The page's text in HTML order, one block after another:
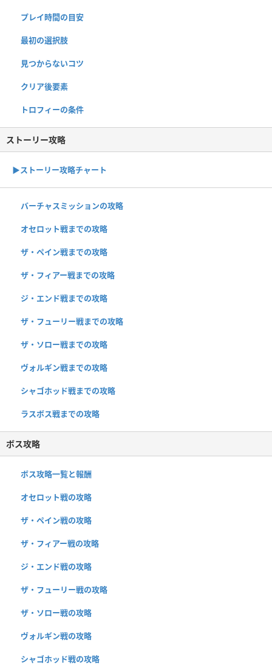
プレイ時間の目安
最初の選択肢
見つからないコツ
クリア後要素
トロフィーの条件
ストーリー攻略
▶︎ストーリー攻略チャート
バーチャスミッションの攻略
オセロット戦までの攻略
ザ・ペイン戦までの攻略
ザ・フィアー戦までの攻略
ジ・エンド戦までの攻略
ザ・フューリー戦までの攻略
ザ・ソロー戦までの攻略
ヴォルギン戦までの攻略
シャゴホッド戦までの攻略
ラスボス戦までの攻略
ボス攻略
ボス攻略一覧と報酬
オセロット戦の攻略
ザ・ペイン戦の攻略
ザ・フィアー戦の攻略
ジ・エンド戦の攻略
ザ・フューリー戦の攻略
ザ・ソロー戦の攻略
ヴォルギン戦の攻略
シャゴホッド戦の攻略